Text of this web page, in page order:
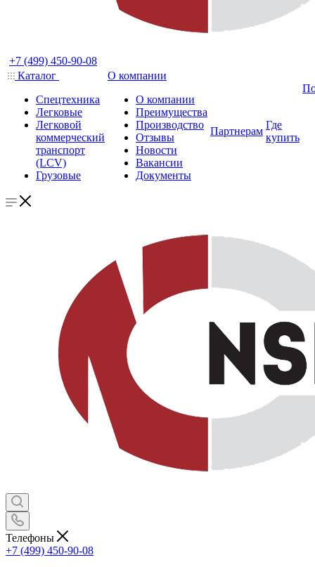
+7 (499) 450-90-08
Каталог
Спецтехника
Легковые
Легковой
коммерческий
транспорт
(LCV)
Грузовые
О компании
О компании
Преимущества
Производство
Отзывы
Новости
Вакансии
Документы
Партнерам
Где
купить
Телефоны
+7 (499) 450-90-08